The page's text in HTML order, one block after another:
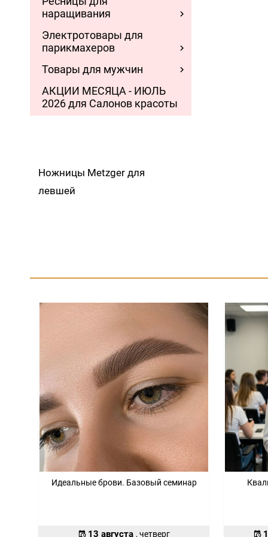
наращивания
Электротовары для
парикмахеров
Товары для мужчин
АКЦИИ МЕСЯЦА - ИЮЛЬ
2026 для Салонов красоты
Ножницы Metzger для
левшей
Идеальные брови. Базовый семинар
13 августа , четверг